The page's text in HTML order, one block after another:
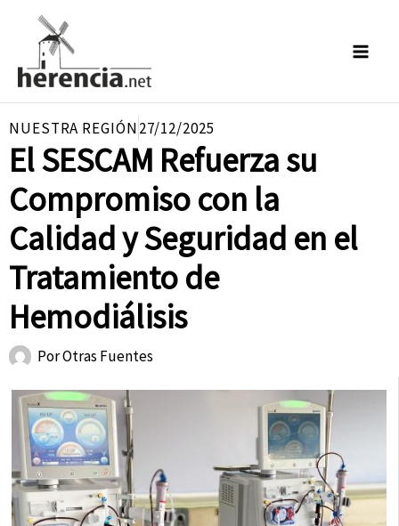
contenido
NUESTRA REGIÓN27/12/2025
El SESCAM Refuerza su
Compromiso con la
Calidad y Seguridad en el
Tratamiento de
Hemodiálisis
PorOtras Fuentes